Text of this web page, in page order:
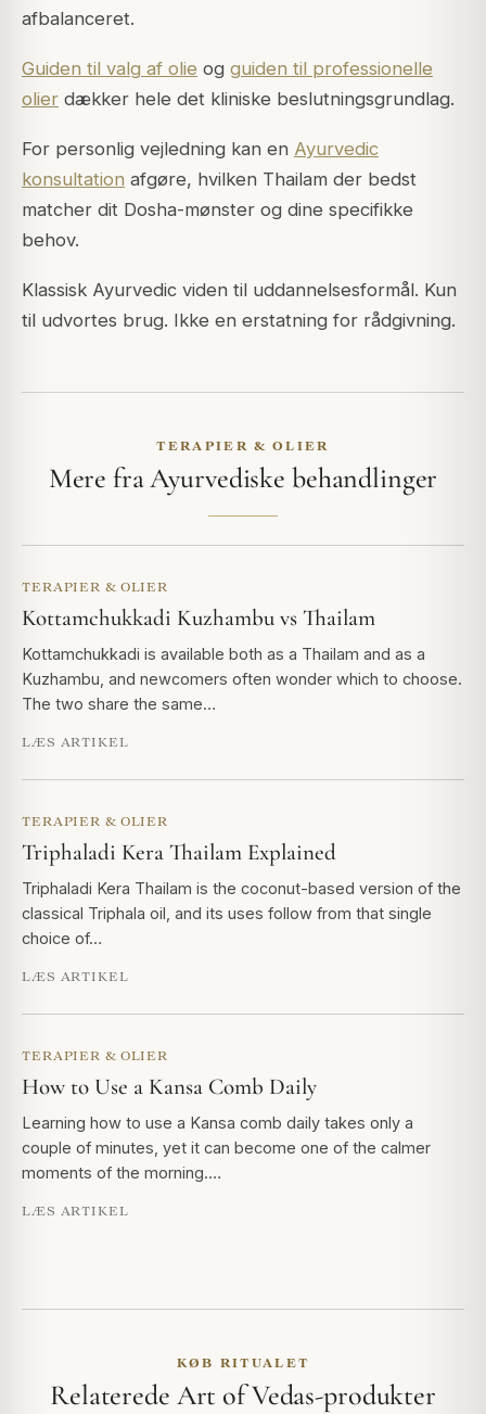
afbalanceret.
Guiden til valg af olie og guiden til professionelle
olier dækker hele det kliniske beslutningsgrundlag.
For personlig vejledning kan en Ayurvedic
konsultation afgøre, hvilken Thailam der bedst
matcher dit Dosha-mønster og dine specifikke
behov.
Klassisk Ayurvedic viden til uddannelsesformål. Kun
til udvortes brug. Ikke en erstatning for rådgivning.
TERAPIER & OLIER
Mere fra Ayurvediske behandlinger
TERAPIER & OLIER
Kottamchukkadi Kuzhambu vs Thailam
Kottamchukkadi is available both as a Thailam and as a
Kuzhambu, and newcomers often wonder which to choose.
The two share the same…
LÆS ARTIKEL
TERAPIER & OLIER
Triphaladi Kera Thailam Explained
Triphaladi Kera Thailam is the coconut-based version of the
classical Triphala oil, and its uses follow from that single
choice of…
LÆS ARTIKEL
TERAPIER & OLIER
How to Use a Kansa Comb Daily
Learning how to use a Kansa comb daily takes only a
couple of minutes, yet it can become one of the calmer
moments of the morning.…
LÆS ARTIKEL
KØB RITUALET
Relaterede Art of Vedas-produkter